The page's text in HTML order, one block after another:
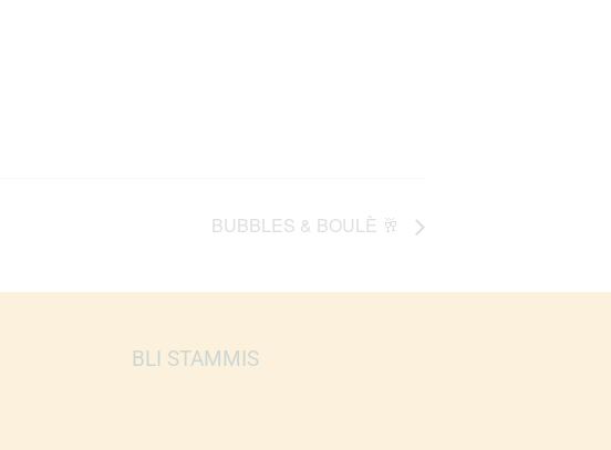
BUBBLES & BOULÈ 🥂
BLI STAMMIS